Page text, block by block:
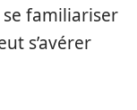
familiariser
s’avérer